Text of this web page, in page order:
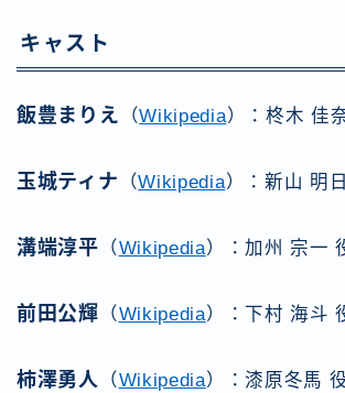
キャスト
飯豊まりえ （Wikipedia）：柊木 佳
玉城ティナ （Wikipedia）：新山 明
溝端淳平 （Wikipedia）：加州 宗一
前田公輝 （Wikipedia）：下村 海斗
柿澤勇人 （Wikipedia）：漆原冬馬